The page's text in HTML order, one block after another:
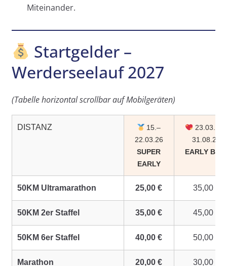
Miteinander.
Startgelder –
Werderseelauf 2027
(Tabelle horizontal scrollbar auf Mobilgeräten)
DISTANZ
15.–
22.03.26
SUPER
EARLY
23.03.26–
31.08.26
EARLY
50KM Ultramarathon 25,00 € 35,00 €
50KM 2er Staffel 35,00 € 45,00 €
50KM 6er Staffel 40,00 € 50,00 €
Marathon 20,00 € 30,00 €